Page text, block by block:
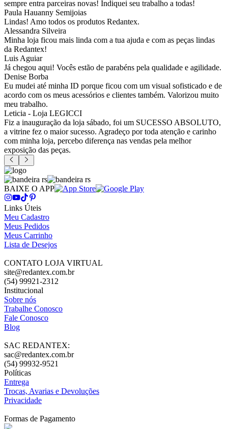
sempre entra parceiras novas! Indiquei seu trabalho a todas!
Paula Hauanny Semijoias
Lindas! Amo todos os produtos Redantex.
Alessandra Silveira
Minha loja ficou mais linda com a tua ajuda e com as peças lindas
da Redantex!
Luis Aguiar
Já chegou aqui! Vocês estão de parabéns pela qualidade e agilidade.
Denise Borba
Eu mudei até minha ID porque ficou com um visual sofisticado e de
acordo com os meus acessórios e clientes também. Valorizou muito
meu trabalho.
Leticia - Loja LEGICCI
Fiz a inauguração da loja sábado, foi um SUCESSO ABSOLUTO,
a vitrine fez o maior sucesso. Agradeço por toda atenção e carinho
com minha loja, percebo diferença nas vendas pela melhor
exposição das peças.
BAIXE O APP
Links Úteis
Meu Cadastro
Meus Pedidos
Meus Carrinho
Lista de Desejos
CONTATO LOJA VIRTUAL
site@redantex.com.br
(54) 99921-2312
Institucional
Sobre nós
Trabalhe Conosco
Fale Conosco
Blog
SAC REDANTEX:
sac@redantex.com.br
(54) 99932-9521
Políticas
Entrega
Trocas, Avarias e Devoluções
Privacidade
Formas de Pagamento